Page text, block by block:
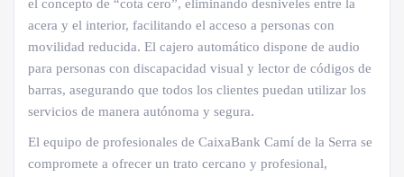
el concepto de “cota cero”, eliminando desniveles entre la
acera y el interior, facilitando el acceso a personas con
movilidad reducida. El cajero automático dispone de audio
para personas con discapacidad visual y lector de códigos de
barras, asegurando que todos los clientes puedan utilizar los
servicios de manera autónoma y segura.
El equipo de profesionales de CaixaBank Camí de la Serra se
compromete a ofrecer un trato cercano y profesional,